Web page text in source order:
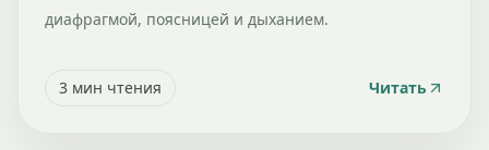
диафрагмой, поясницей и дыханием.
3 мин чтения Читать